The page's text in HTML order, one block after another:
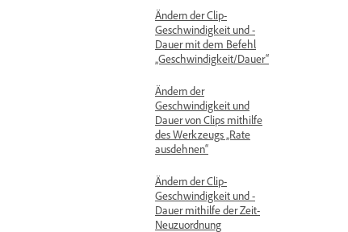
Ändern der Clip-
Geschwindigkeit und -
Dauer mit dem Befehl
„Geschwindigkeit/Dauer“
Ändern der
Geschwindigkeit und
Dauer von Clips mithilfe
des Werkzeugs „Rate
ausdehnen“
Ändern der Clip-
Geschwindigkeit und -
Dauer mithilfe der Zeit-
Neuzuordnung